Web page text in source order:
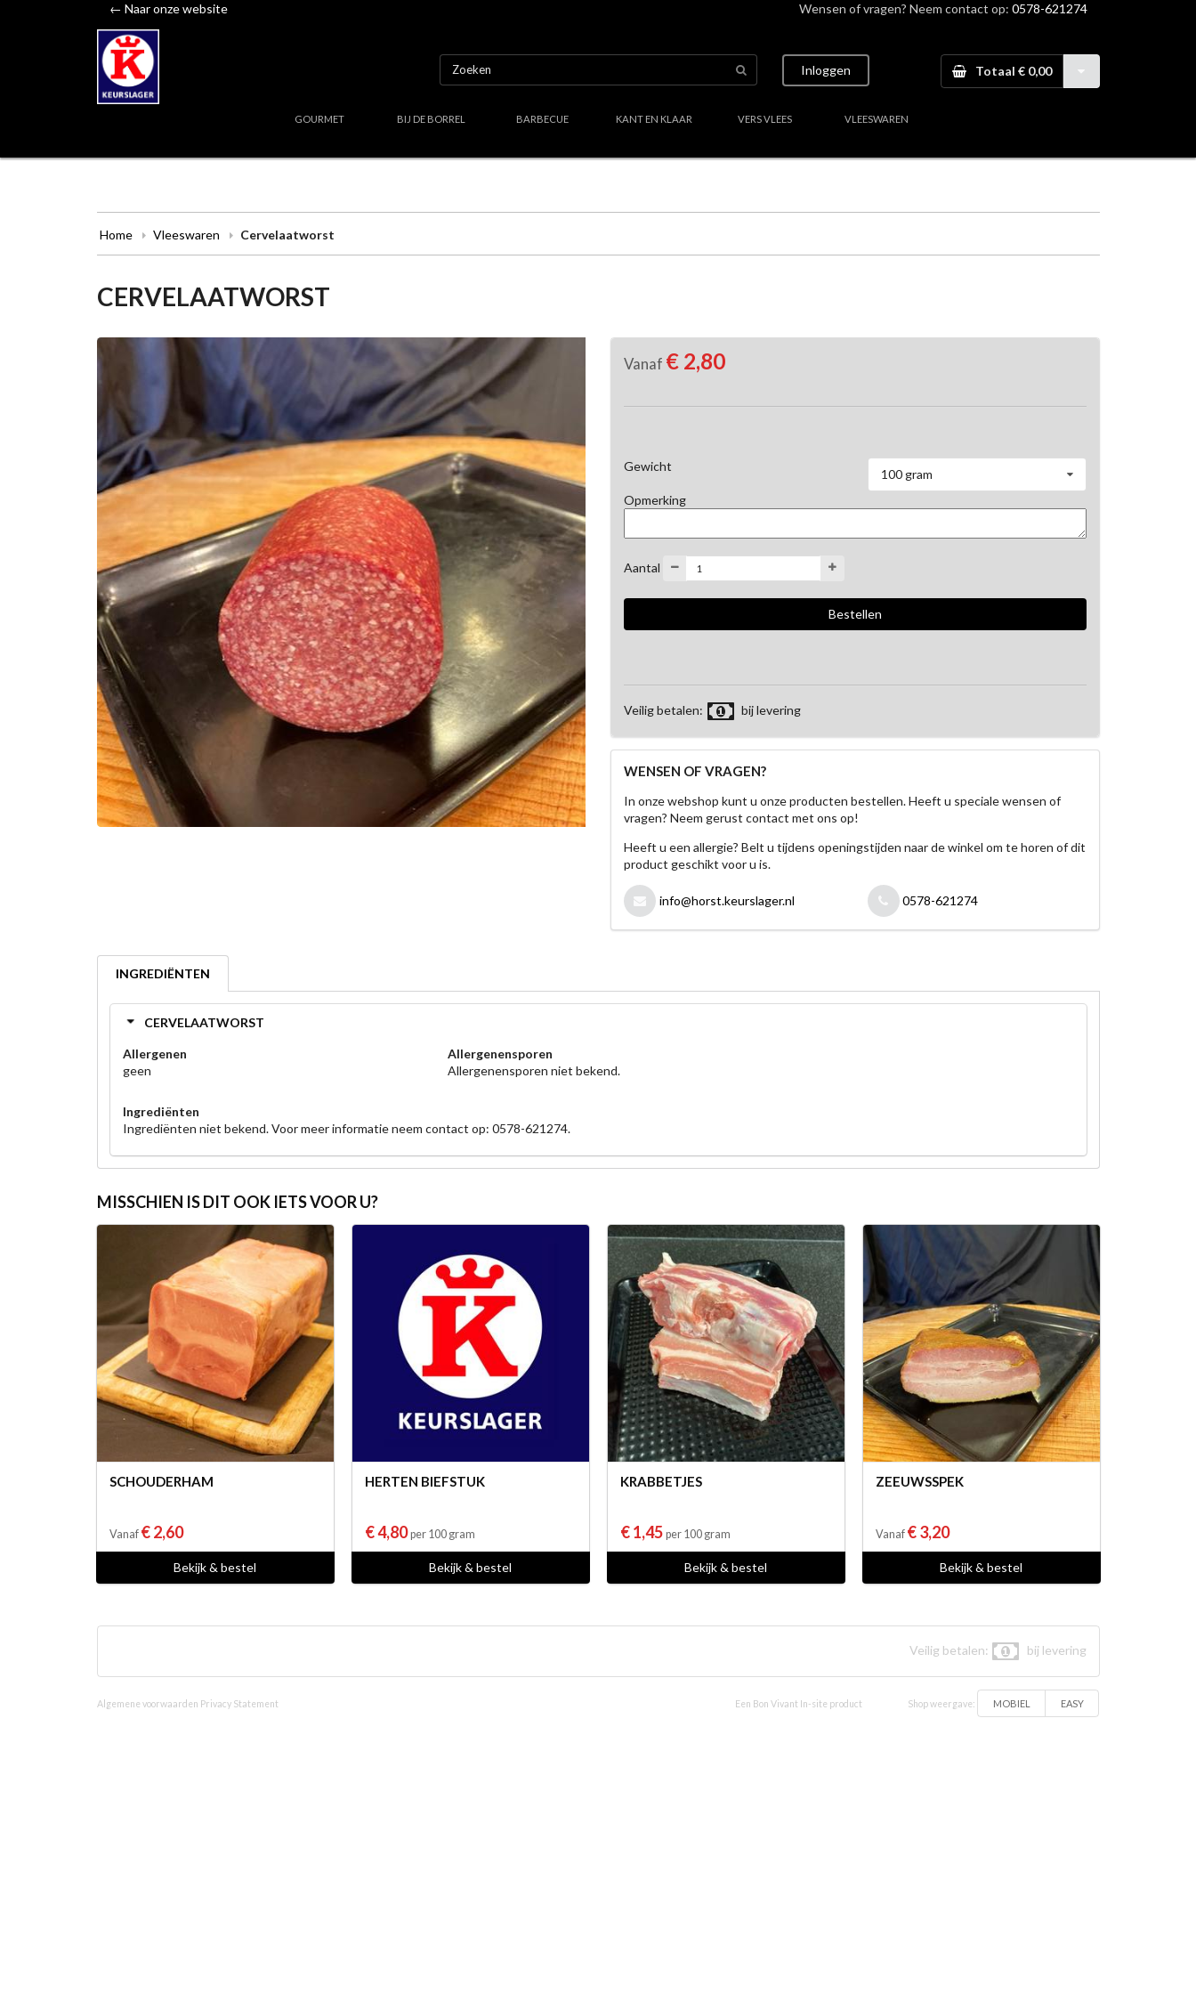
← Naar onze website Wensen of vragen? Neem contact op: 0578-621274
Inloggen Totaal € 0,00
GOURMET BIJ DE BORREL BARBECUE KANT EN KLAAR VERS VLEES VLEESWAREN
Home Vleeswaren Cervelaatworst
CERVELAATWORST
Vanaf € 2,80
Gewicht
100 gram
Opmerking
Aantal
Veilig betalen: bij levering
WENSEN OF VRAGEN?
In onze webshop kunt u onze producten bestellen. Heeft u speciale wensen of
vragen? Neem gerust contact met ons op!
Heeft u een allergie? Belt u tijdens openingstijden naar de winkel om te horen of dit
product geschikt voor u is.
info@horst.keurslager.nl 0578-621274
INGREDIËNTEN
CERVELAATWORST
Allergenen
geen
Allergenensporen
Allergenensporen niet bekend.
Ingrediënten
Ingrediënten niet bekend. Voor meer informatie neem contact op: 0578-621274.
MISSCHIEN IS DIT OOK IETS VOOR U?
SCHOUDERHAM
Vanaf € 2,60
Bekijk & bestel
HERTEN BIEFSTUK
€ 4,80per 100 gram
Bekijk & bestel
KRABBETJES
€ 1,45 per 100 gram
Bekijk & bestel
ZEEUWSSPEK
Vanaf € 3,20
Bekijk & bestel
Veilig betalen: bij levering
Algemene voorwaarden Privacy Statement Een Bon Vivant In-site product Shop weergave: MOBIEL EASY